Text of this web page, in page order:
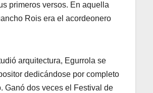
primeros versos. En aquella
Rois era el acordeonero
arquitectura, Egurrola se
dedicándose por completo
Ganó dos veces el Festival de